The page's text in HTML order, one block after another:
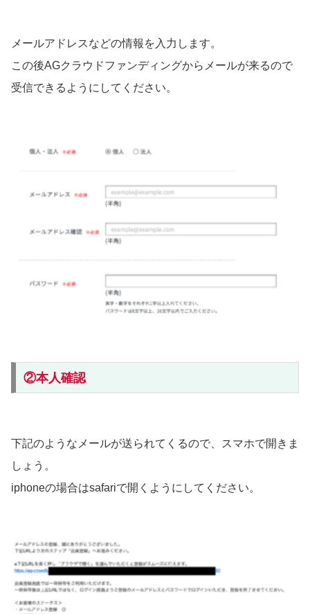
メールアドレスなどの情報を入力します。
この後AGクラウドファンディングからメールが来るので
受信できるようにしてください。
②本人確認
下記のようなメールが送られてくるので、スマホで開きま
しょう。
iphoneの場合はsafariで開くようにしてください。